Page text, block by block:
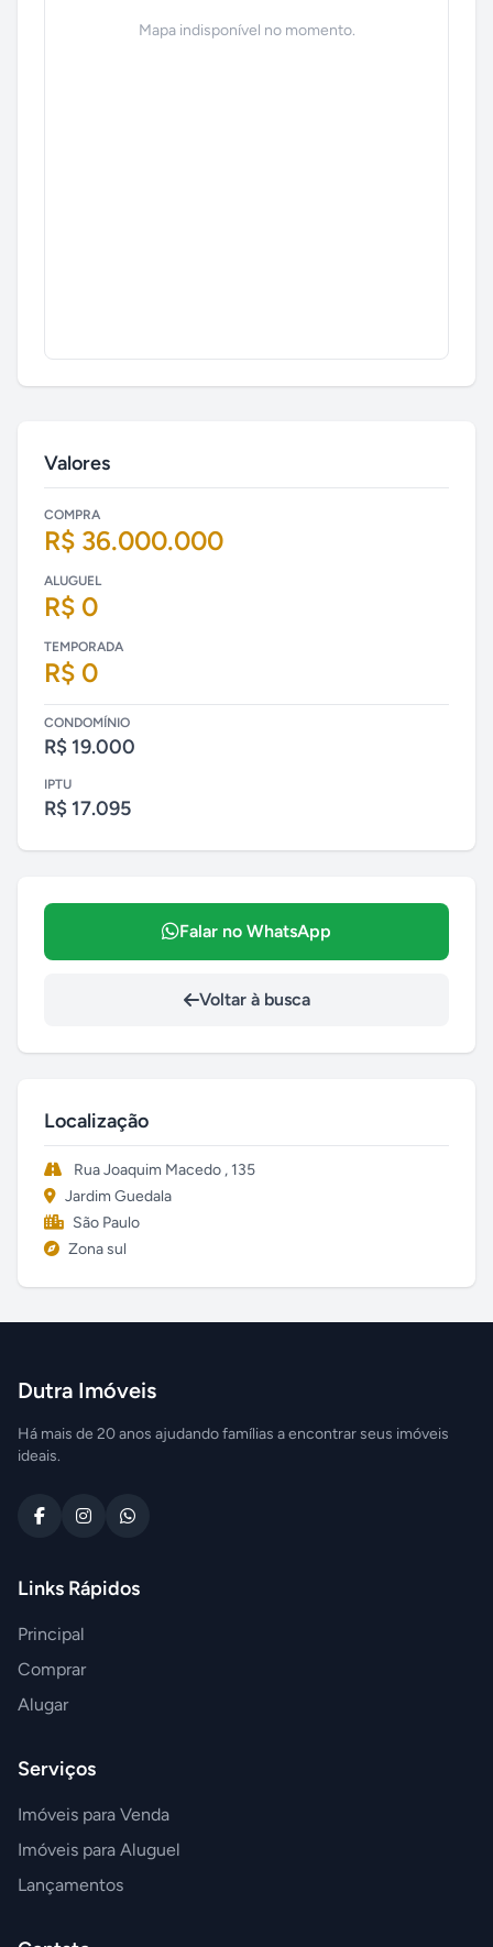
Mapa indisponível no momento.
Valores
COMPRA
R$ 36.000.000
ALUGUEL
R$ 0
TEMPORADA
R$ 0
CONDOMÍNIO
R$ 19.000
IPTU
R$ 17.095
Falar no WhatsApp
Voltar à busca
Localização
Rua Joaquim Macedo , 135
Jardim Guedala
São Paulo
Zona sul
Dutra Imóveis
Há mais de 20 anos ajudando famílias a encontrar seus imóveis
ideais.
Links Rápidos
Principal
Comprar
Alugar
Serviços
Imóveis para Venda
Imóveis para Aluguel
Lançamentos